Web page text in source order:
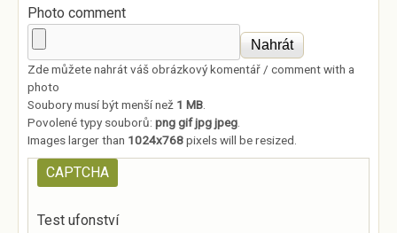
Photo comment
Zde můžete nahrát váš obrázkový komentář / comment with a
photo
Soubory musí být menší než 1 MB
Povolené typy souborů: png gif jpg jpeg
Images larger than 1024x768pixels will be resized.
CAPTCHA
Test ufonství